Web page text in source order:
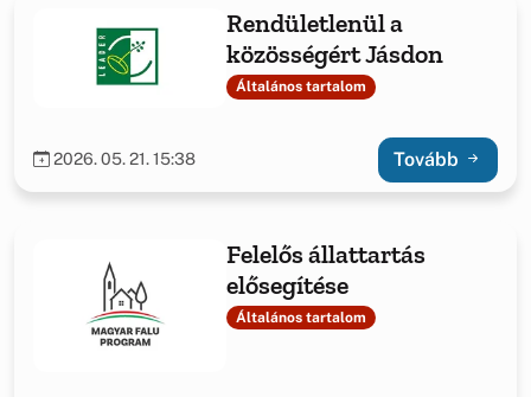
Rendületlenül a
közösségért Jásdon
Általános tartalom
2026. 05. 21. 15:38 Tovább
Felelős állattartás
elősegítése
Általános tartalom